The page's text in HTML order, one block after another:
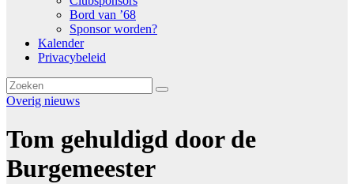
Bord van ’68
Sponsor worden?
Kalender
Privacybeleid
Overig nieuws
Tom gehuldigd door de
Burgemeester